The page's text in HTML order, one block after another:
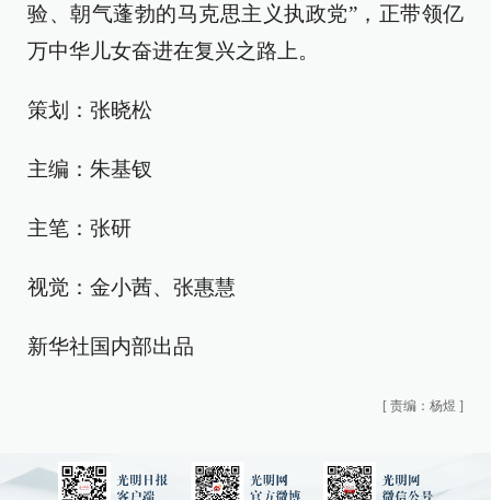
验、朝气蓬勃的马克思主义执政党”，正带领亿
万中华儿女奋进在复兴之路上。
策划：张晓松
主编：朱基钗
主笔：张研
视觉：金小茜、张惠慧
新华社国内部出品
[ 责编：杨煜 ]